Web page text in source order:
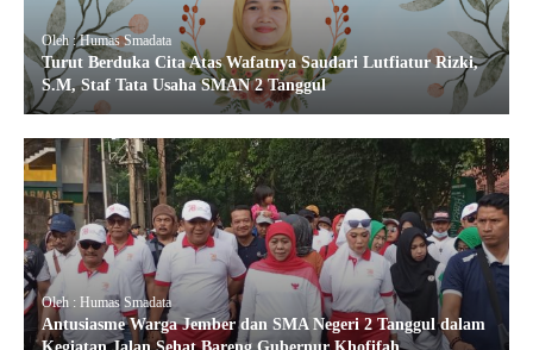
Oleh : Humas Smadata
Turut Berduka Cita Atas Wafatnya Saudari Lutfiatur Rizki,
S.M, Staf Tata Usaha SMAN 2 Tanggul
Oleh : Humas Smadata
Antusiasme Warga Jember dan SMA Negeri 2 Tanggul dalam